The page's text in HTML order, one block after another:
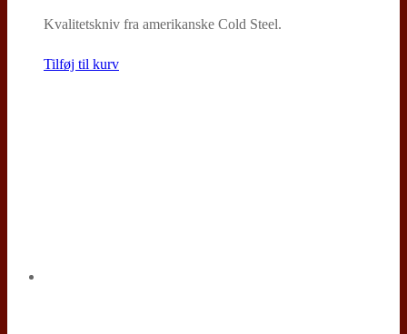
Kvalitetskniv fra amerikanske Cold Steel.
Tilføj til kurv